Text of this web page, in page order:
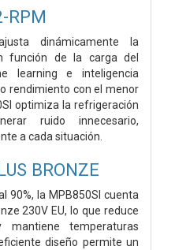
RPM
dinámicamente la
función de la carga del
learning e inteligencia
rendimiento con el menor
optimiza la refrigeración
ruido innecesario,
a cada situación.
BRONZE
90%, la MPB850SI cuenta
230V EU, lo que reduce
temperaturas
diseño permite un